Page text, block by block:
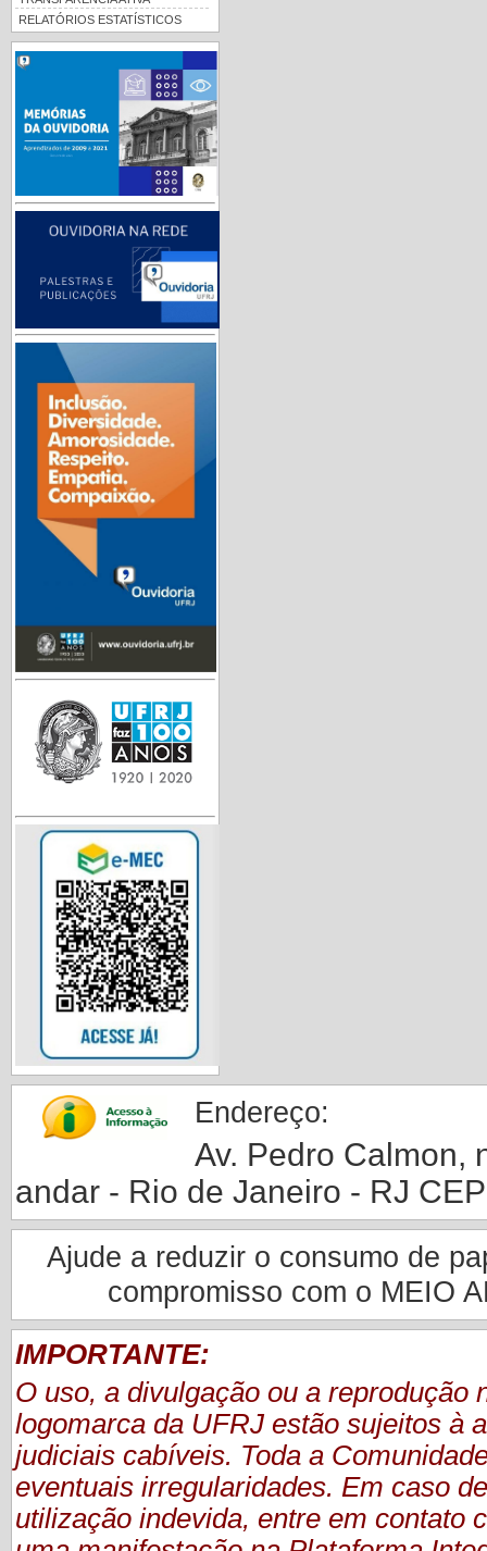
RELATÓRIOS ESTATÍSTICOS
Endereço:
Av. Pedro Calmon,
andar - Rio de Janeiro - RJ
Ajude a reduzir o consumo de
compromisso com o MEIO
IMPORTANTE:
O uso, a divulgação ou a reprodução
logomarca da UFRJ estão sujeitos à
judiciais cabíveis. Toda a
eventuais irregularidades. Em caso
utilização indevida, entre em contato